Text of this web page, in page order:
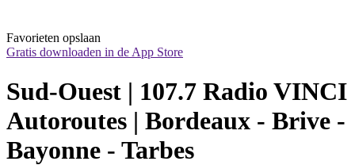
Favorieten opslaan
Gratis downloaden in de App Store
Sud-Ouest | 107.7 Radio VINCI
Autoroutes | Bordeaux - Brive -
Bayonne - Tarbes